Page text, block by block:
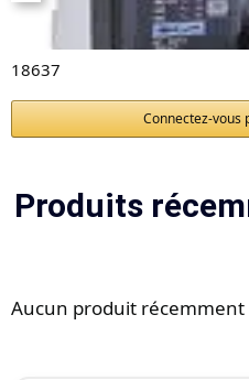
18637
Connectez-vous
Produits
Aucun produit